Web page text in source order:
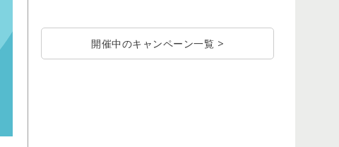
開催中のキャンペーン一覧 >